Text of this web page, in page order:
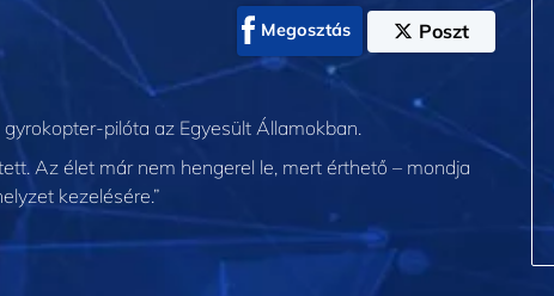
Megosztás Poszt
pilóta az Egyesült Államokban.
Az élet már nem hengerel le, mert érthető – mondja
kezelésére.”